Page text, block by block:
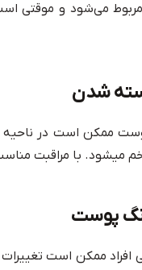
می‌شود و موقتی
شدن
پوست ممکن است در
میشود. با مراقبت
پوست
افراد ممکن است